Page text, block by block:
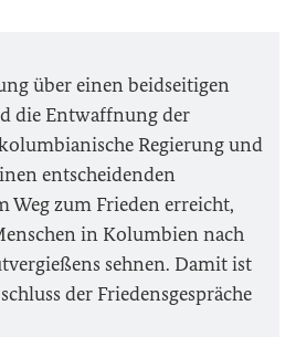
über einen beidseitigen
die Entwaffnung der
Regierung und
entscheidenden
Weg zum Frieden erreicht,
in Kolumbien nach
sehnen. Damit ist
der Friedensgespräche